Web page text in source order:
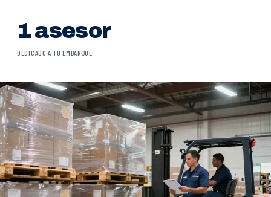
1 asesor
DEDICADO A TU EMBARQUE